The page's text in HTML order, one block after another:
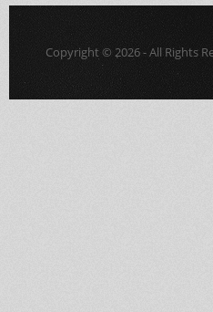
Copyright © 2026 - All Rights